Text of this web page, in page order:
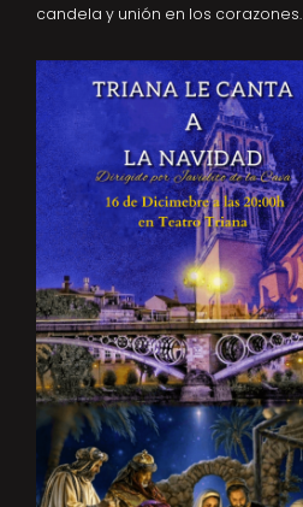
candela y unión en los corazones.